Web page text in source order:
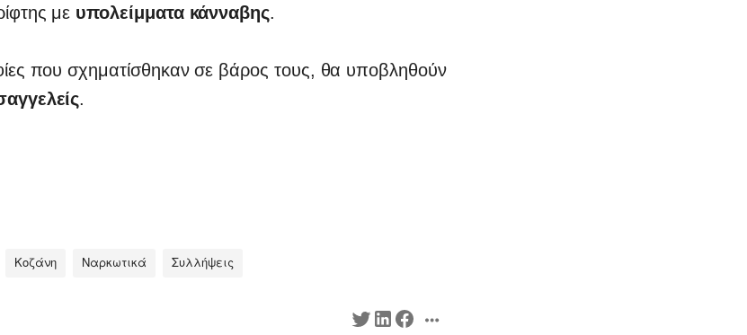
με υπολείμματα κάνναβης.
που σχηματίσθηκαν σε βάρος τους, θα υποβληθούν
.
Κοζάνη Ναρκωτικά Συλλήψεις